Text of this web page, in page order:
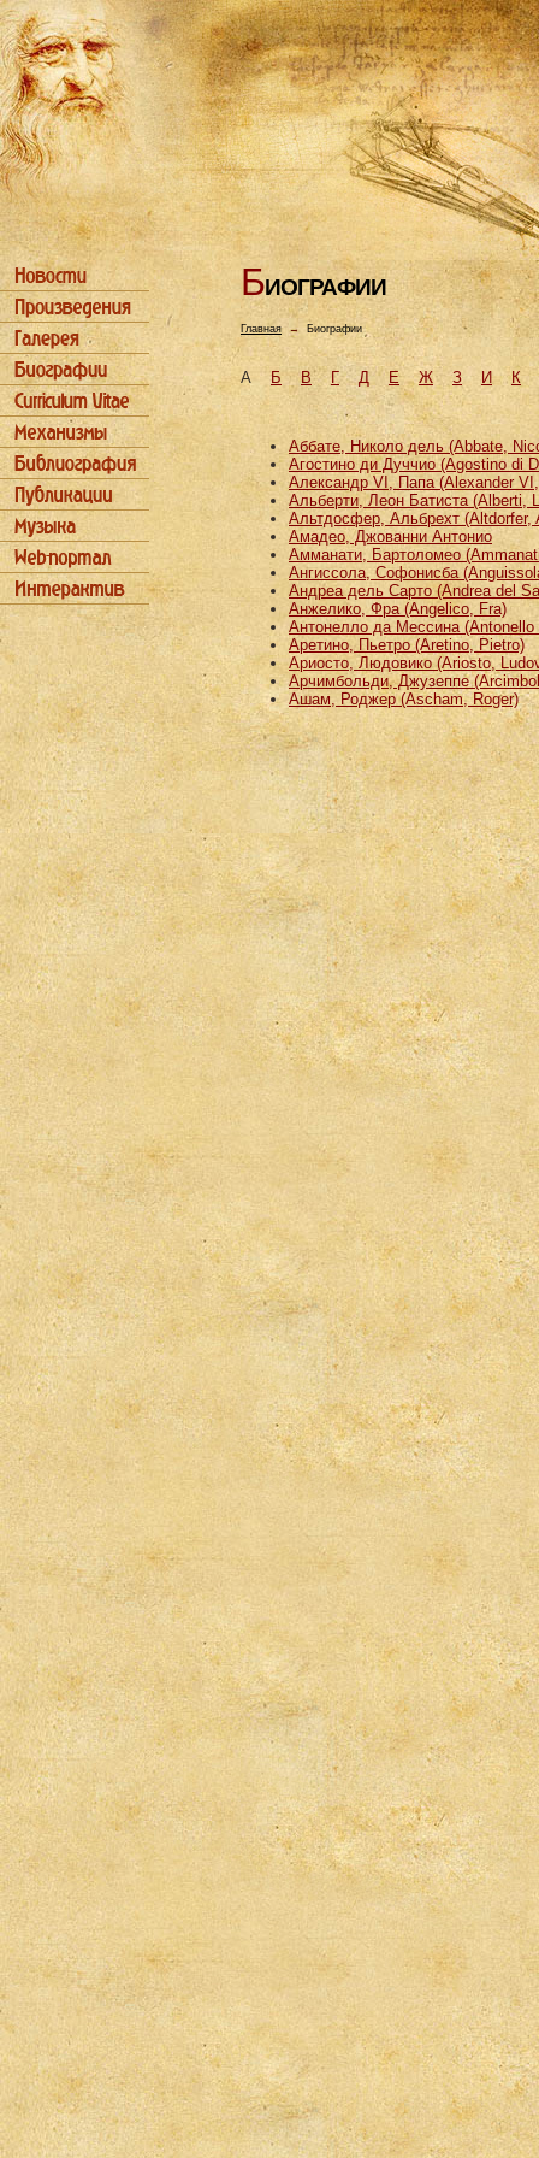
БИОГРАФИИ
Главная→ Биографии
АБ В Г Д Е Ж З И К
Аббате, Николо дель (Abbate,
Агостино ди Дуччио (Agostino di
Александр VI, Папа (Alexander
Альберти, Леон Батиста (Alberti,
Альтдосфер, Альбрехт (Altdorfer,
Амадео, Джованни Антонио
Амманати, Бартоломео
Ангиссола, Софонисба
Андреа дель Сарто (Andrea del
Анжелико, Фра (Angelico, Fra)
Антонелло да Мессина (Antonello
Аретино, Пьетро (Aretino, Pietro)
Ариосто, Людовико (Ariosto,
Арчимбольди, Джузеппе
Ашам, Роджер (Ascham, Roger)